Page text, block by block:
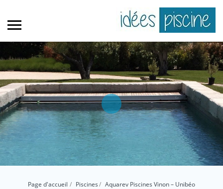
Page d'accueil Piscines Aquarev Piscines Vinon – Unibéo